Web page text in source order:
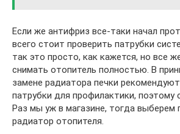
Если же антифриз все-таки начал
всего стоит проверить патрубки
так это просто, как кажется, но все
снимать отопитель полностью. В
замене радиатора печки
патрубки для профилактики, поэтому
Раз мы уж в магазине, тогда выберем
радиатор отопителя.